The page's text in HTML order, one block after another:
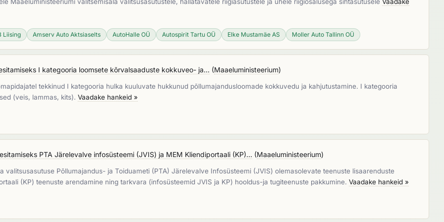
Liising Amserv Auto Aktsiaselts AutoHalle OÜ Autospirit Tartu OÜ Elke Mustamäe AS Moller Auto Tallinn OÜ
I kategooria loomsete kõrvalsaaduste kokkuveo- ja... (Maaeluministeerium)
tekkinud I kategooria hulka kuuluvate hukkunud põllumajandusloomade kokkuvedu ja kahjutustamine. I kategooria
(veis, lammas, kits). Vaadake hankeid »
PTA Järelevalve infosüsteemi (JVIS) ja MEM Kliendiportaali (KP)... (Maaeluministeerium)
valitsusasutuse Põllumajandus- ja Toiduameti (PTA) Järelevalve Infosüsteemi (JVIS) olemasolevate teenuste lisaarenduste
(KP) teenuste arendamine ning tarkvara (infosüsteemid JVIS ja KP) hooldus-ja tugiteenuste pakkumine. Vaadake hankeid »